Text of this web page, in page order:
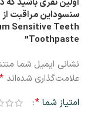
Sensitive Teeth
Toothpaste”
نشانی ایمیل شما
علامت‌گذاری شده‌اند *
امتیاز شما *